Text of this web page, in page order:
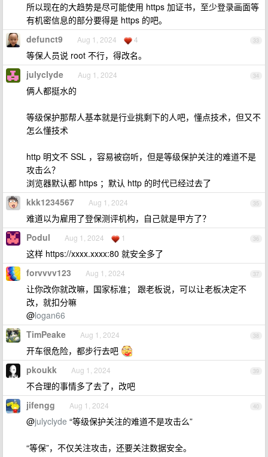
所以现在的大趋势是尽可能使用 https 加证书，至少登录画面等
有机密信息的部分要得是 https 的吧。
33
defunct9 Aug 1, 2024 4
等保人员说 root 不行，得改名。
34
julyclyde Aug 1, 2024
俩人都挺水的
等级保护那帮人基本就是行业挑剩下的人吧，懂点技术，但又不
怎么懂技术
http 明文不 SSL ，容易被窃听，但是等级保护关注的难道不是
攻击么？
浏览器默认都 https ；默认 http 的时代已经过去了
35
kkk1234567 Aug 1, 2024
难道以为雇用了登保测评机构，自己就是甲方了？
36
Podul Aug 1, 2024 1
这样 https://xxxx.xxxx:80 就安全多了
37
forvvvv123 Aug 1, 2024
让你改你就改嘛，国家标准； 跟老板说，可以让老板决定不
改，就扣分嘛
@logan66
38
TimPeake Aug 1, 2024
开车很危险，都步行去吧
39
pkoukk Aug 1, 2024
不合理的事情多了去了，改吧
40
jifengg Aug 1, 2024
@julyclyde “等级保护关注的难道不是攻击么”
“等保”，不仅关注攻击，还要关注数据安全。